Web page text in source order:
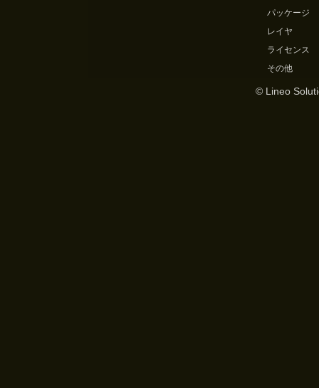
パッケージ
レイヤ
ライセンス
その他
© Lineo